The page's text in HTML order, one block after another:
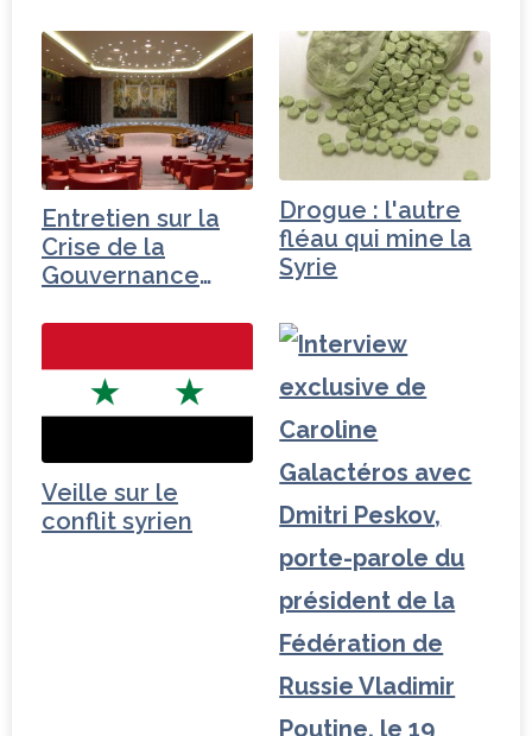
Turquie
Entretien sur la
Crise de la
Gouvernance
Drogue : l'autre
fléau qui mine la
Syrie
Veille sur le
conflit syrien